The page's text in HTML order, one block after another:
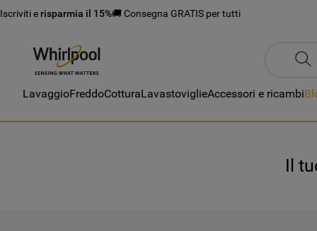
Iscriviti e risparmia il 15%🚚 Consegna GRATIS per tutti
LavaggioFreddoCotturaLavastoviglieAccessori e ricambi
Il